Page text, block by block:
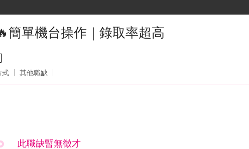
簡單機台操作｜錄取率超高
式 其他職缺
此職缺暫無徵才